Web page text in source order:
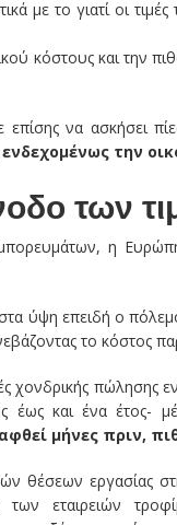
με το γιατί οι
κόστους και την
να ασκήσει
την
των
η
στα ύψη επειδή ο
το κόστος
χονδρικής πώλησης
έως και ένα έτος-
μήνες πριν,
θέσεων εργασίας
των εταιρειών